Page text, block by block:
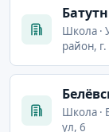
Школа ·
район,
Школа ·
ул, 6